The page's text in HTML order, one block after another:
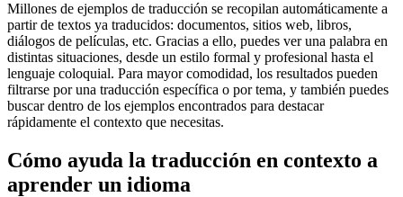
Millones de ejemplos de traducción se recopilan automáticamente a
partir de textos ya traducidos: documentos, sitios web, libros,
diálogos de películas, etc. Gracias a ello, puedes ver una palabra en
distintas situaciones, desde un estilo formal y profesional hasta el
lenguaje coloquial. Para mayor comodidad, los resultados pueden
filtrarse por una traducción específica o por tema, y también puedes
buscar dentro de los ejemplos encontrados para destacar
rápidamente el contexto que necesitas.
Cómo ayuda la traducción en contexto a
aprender un idioma